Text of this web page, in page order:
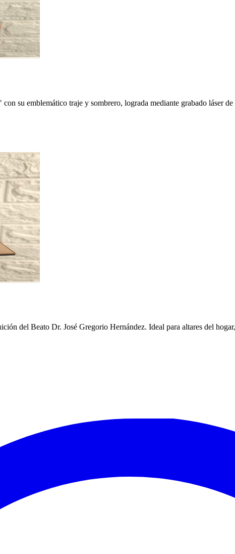
su emblemático traje y sombrero, lograda mediante grabado láser
del Beato Dr. José Gregorio Hernández. Ideal para altares del